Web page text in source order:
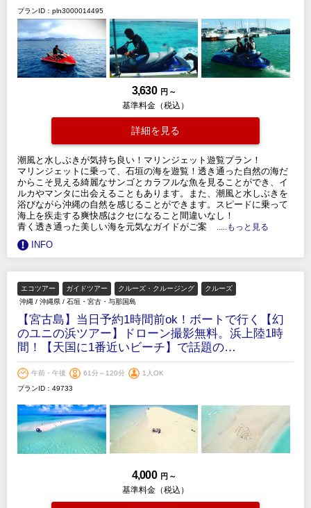
プランID：pln3000014495
3,630 円 ～
基準料金（税込）
詳細を見る
潮風と水しぶきが気持ち良い！マリンジェット遊覧プラン！
マリンジェットに乗って、石垣の海を遊覧！透き通った自然の海だ
からこそ見える綺麗なサンゴとカラフルな魚を見ることができ、イ
ルカやマンタに出会えることもあります。また、潮風と水しぶきを
浴びながら沖縄の自然を感じることができます。スピードに乗って
海上を疾走する爽快感はクセになること間違いなし！
青く透き通った美しい海を元気なガイドがご案
.....もっと見る
INFO
エコツアー ガイドツアー クルーズ・クルージング
クルーズ
沖縄 / 沖縄県 / 石垣・宮古・与那国島
【宮古島】当日予約1時間前ok！ボートで行く【幻
のユニの浜ツアー】ドローン撮影無料。浜上陸1時
間！【天国に1番近いビーチ】で話題の…
午前・午後 61分～120分
1人OK
プランID：49733
4,000 円 ～
基準料金（税込）